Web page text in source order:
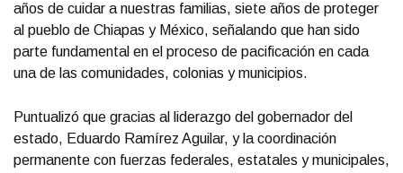
años de cuidar a nuestras familias, siete años de proteger
al pueblo de Chiapas y México, señalando que han sido
parte fundamental en el proceso de pacificación en cada
una de las comunidades, colonias y municipios.
Puntualizó que gracias al liderazgo del gobernador del
estado, Eduardo Ramírez Aguilar, y la coordinación
permanente con fuerzas federales, estatales y municipales,